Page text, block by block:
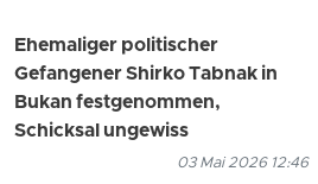
Ehemaliger politischer
Gefangener Shirko Tabnak in
Bukan festgenommen,
Schicksal ungewiss
03 Mai 2026 12:46